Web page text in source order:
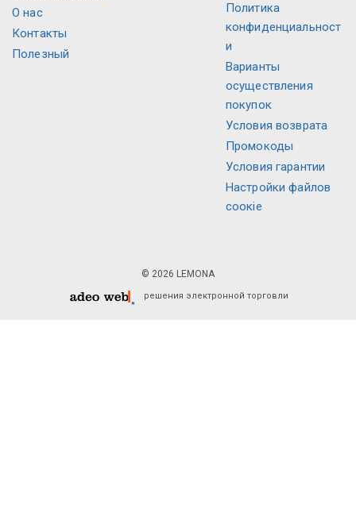
О нас
Контакты
Полезный
Политика
конфиденциальност
и
Варианты
осуществления
покупок
Условия возврата
Промокоды
Условия гарантии
Настройки файлов
соокіе
© 2026 LEMONA
решения электронной торговли